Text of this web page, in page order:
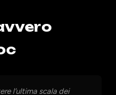
l’ultima scala dei